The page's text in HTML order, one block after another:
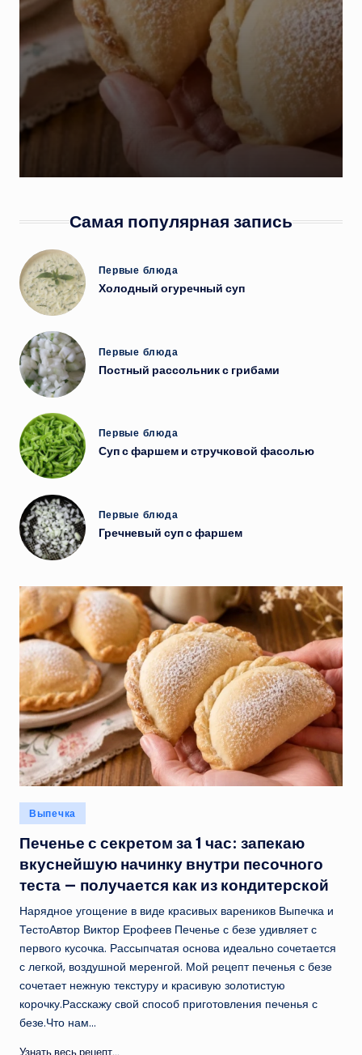
Самая популярная запись
Опубликовано
в
Первые блюда
Холодный огуречный суп
Опубликовано
в
Первые блюда
Постный рассольник с грибами
Опубликовано
в
Первые блюда
Суп с фаршем и стручковой фасолью
Опубликовано
в
Первые блюда
Гречневый суп с фаршем
Опубликовано
в
Выпечка
Печенье с секретом за 1 час: запекаю
вкуснейшую начинку внутри песочного
теста — получается как из кондитерской
Нарядное угощение в виде красивых вареников Выпечка и
ТестоАвтор Виктор Ерофеев Печенье с безе удивляет с
первого кусочка. Рассыпчатая основа идеально сочетается
с легкой, воздушной меренгой. Мой рецепт печенья с безе
сочетает нежную текстуру и красивую золотистую
корочку.Расскажу свой способ приготовления печенья с
безе.Что нам…
Узнать весь рецепт...